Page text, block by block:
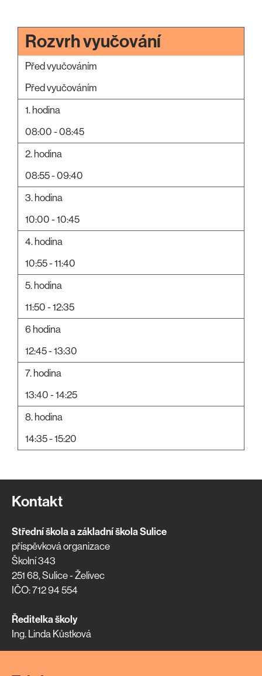
Rozvrh vyučování
Před vyučováním
Před vyučováním
1. hodina
08:00 - 08:45
2. hodina
08:55 - 09:40
3. hodina
10:00 - 10:45
4. hodina
10:55 - 11:40
5. hodina
11:50 - 12:35
6 hodina
12:45 - 13:30
7. hodina
13:40 - 14:25
8. hodina
14:35 - 15:20
Kontakt
Střední škola a základní škola Sulice
příspěvková organizace
Školní 343
251 68, Sulice - Želivec
IČO: 712 94 554
Ředitelka školy
Ing. Linda Kůstková